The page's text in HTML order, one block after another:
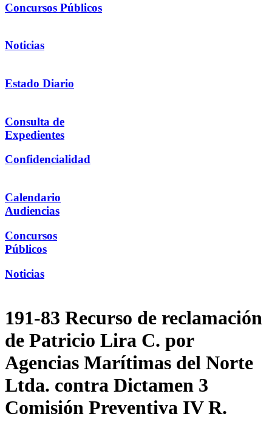
Concursos Públicos
Noticias
Estado Diario
Consulta de
Expedientes
Confidencialidad
Calendario
Audiencias
Concursos
Públicos
Noticias
191-83 Recurso de reclamación
de Patricio Lira C. por
Agencias Marítimas del Norte
Ltda. contra Dictamen 3
Comisión Preventiva IV R.